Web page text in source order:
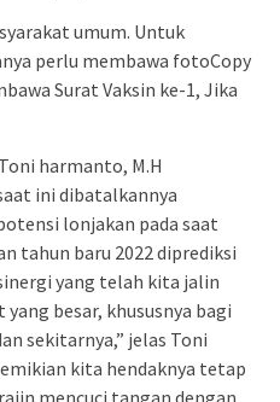
umum. Untuk
perlu membawa fotoCopy
Surat Vaksin ke-1, Jika
harmanto, M.H
ini dibatalkannya
lonjakan pada saat
tahun baru 2022 diprediksi
yang telah kita jalin
besar, khususnya bagi
sekitarnya,” jelas Toni
kita hendaknya tetap
mencuci tangan dengan